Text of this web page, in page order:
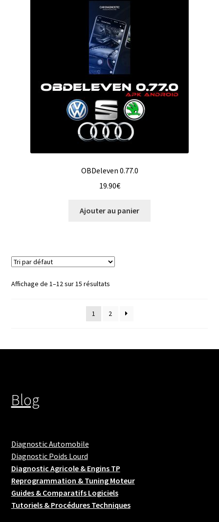
OBDeleven 0.77.0
19.90€
Ajouter au panier
Affichage de 1–12 sur 15 résultats
1 2
Blog
Diagnostic Automobile
Diagnostic Poids Lourd
Diagnostic Agricole & Engins TP
Reprogrammation & Tuning Moteur
Guides & Comparatifs Logiciels
Tutoriels & Procédures Techniques